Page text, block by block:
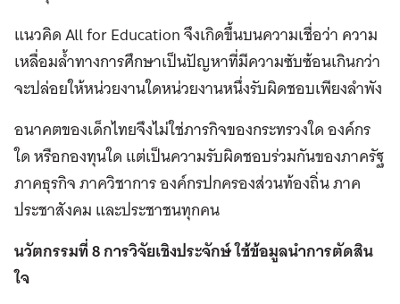
แนวคิด All for Education จึงเกิดขึ้นบนความเชื่อว่า ความ
เหลื่อมล้ำทางการศึกษาเป็นปัญหาที่มีความซับซ้อนเกินกว่า
จะปล่อยให้หน่วยงานใดหน่วยงานหนึ่งรับผิดชอบเพียงลำพัง
อนาคตของเด็กไทยจึงไม่ใช่ภารกิจของกระทรวงใด องค์กร
ใด หรือกองทุนใด แต่เป็นความรับผิดชอบร่วมกันของภาครัฐ
ภาคธุรกิจ ภาควิชาการ องค์กรปกครองส่วนท้องถิ่น ภาค
ประชาสังคม และประชาชนทุกคน
นวัตกรรมที่ 8 การวิจัยเชิงประจักษ์ ใช้ข้อมูลนำการตัดสิน
ใจ